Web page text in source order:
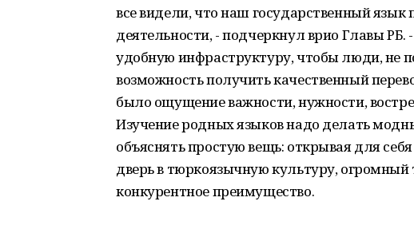
все видели, что наш государственный язык
деятельности, - подчеркнул врио Главы
удобную инфраструктуру, чтобы люди,
возможность получить качественный
было ощущение важности, нужности,
Изучение родных языков надо делать
объяснять простую вещь: открывая для
дверь в тюркоязычную культуру,
конкурентное преимущество.